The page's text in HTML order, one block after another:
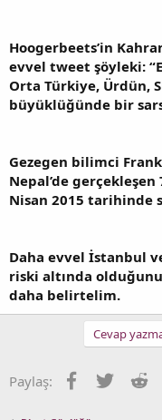
Hoogerbeets’in
evvel tweet şöyleki:
Orta Türkiye, Ürdün,
büyüklüğünde bir
Gezegen bilimci
Nepal’de gerçekleşen
Nisan 2015 tarihinde
Daha evvel İstanbul
riski altında
daha belirtelim.
Cevap
Paylaş: Facebook
Twitter